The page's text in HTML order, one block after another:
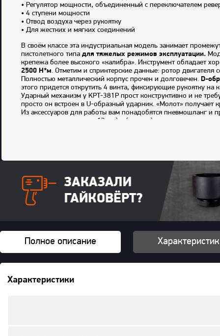
• Регулятор мощности, объединенный с переключателем
• 4 ступени мощности
• Отвод воздуха через рукоятку
• Для жестких и мягких соединений
В своём классе эта индустриальная модель занимает
пистолетного типа для тяжелых режимов эксплуатации.
крепежа более высокого «калибра». Инструмент обладает
2500 Н*м. Отметим и спринтерские данные: ротор двигателя
Полностью металлический корпус прочен и долговечен. D-
этого придется открутить 4 винта, фиксирующие рукоятку
Ударный механизм у KPT-381P прост конструктивно и не
просто он встроен в U-образный ударник. «Молот»
Из аксессуаров для работы вам понадобятся пневмошланг
внутренним диаметром 13 мм) и (штуцер).
Беспальцевое сцепление
Полное описание
Характеристики